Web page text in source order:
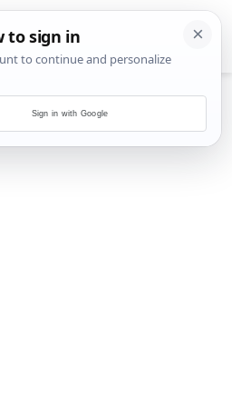
Sign in with Google